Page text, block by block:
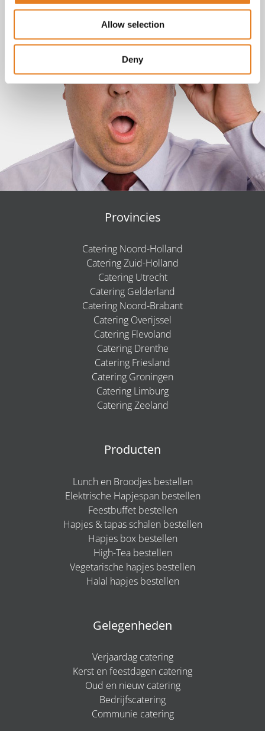
Allow selection
Deny
Provincies
Catering Noord-Holland
Catering Zuid-Holland
Catering Utrecht
Catering Gelderland
Catering Noord-Brabant
Catering Overijssel
Catering Flevoland
Catering Drenthe
Catering Friesland
Catering Groningen
Catering Limburg
Catering Zeeland
Producten
Lunch en Broodjes bestellen
Elektrische Hapjespan bestellen
Feestbuffet bestellen
Hapjes & tapas schalen bestellen
Hapjes box bestellen
High-Tea bestellen
Vegetarische hapjes bestellen
Halal hapjes bestellen
Gelegenheden
Verjaardag catering
Kerst en feestdagen catering
Oud en nieuw catering
Bedrijfscatering
Communie catering